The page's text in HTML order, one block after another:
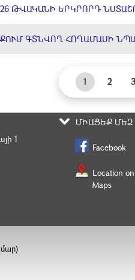
ԹՎԱԿԱՆԻ ԵՐԿՐՈՐԴ
ԳՏՆՎՈՂ ՀՈՂԱՄԱՍԻ
1 2 3
ՄԻԱՑԵՔ ՄԵԶ
1
Facebook
Location
Maps